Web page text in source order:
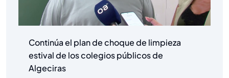
Continúa el plan de choque de limpieza
estival de los colegios públicos de
Algeciras